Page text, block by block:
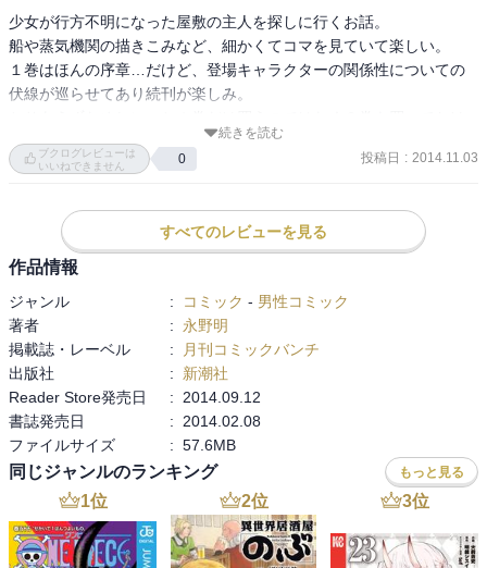
少女が行方不明になった屋敷の主人を探しに行くお話。
船や蒸気機関の描きこみなど、細かくてコマを見ていて楽しい。
１巻はほんの序章…だけど、登場キャラクターの関係性についての
伏線が巡らせてあり続刊が楽しみ。
ばよかったと一人部屋の中で思う。続きを読む
ブクログレビューは
いいねできません
0 投稿日 : 2014.11.03
すべてのレビューを見る
作品情報
ジャンル : コミック - 男性コミック
著者
:
永野明
掲載誌・レーベル
:
月刊コミックバンチ
出版社
:
新潮社
Reader Store発売日
:
2014.09.12
書誌発売日
:
2014.02.08
ファイルサイズ
: 57.6MB
同じジャンルのランキング もっと見る
1位 2位 3位